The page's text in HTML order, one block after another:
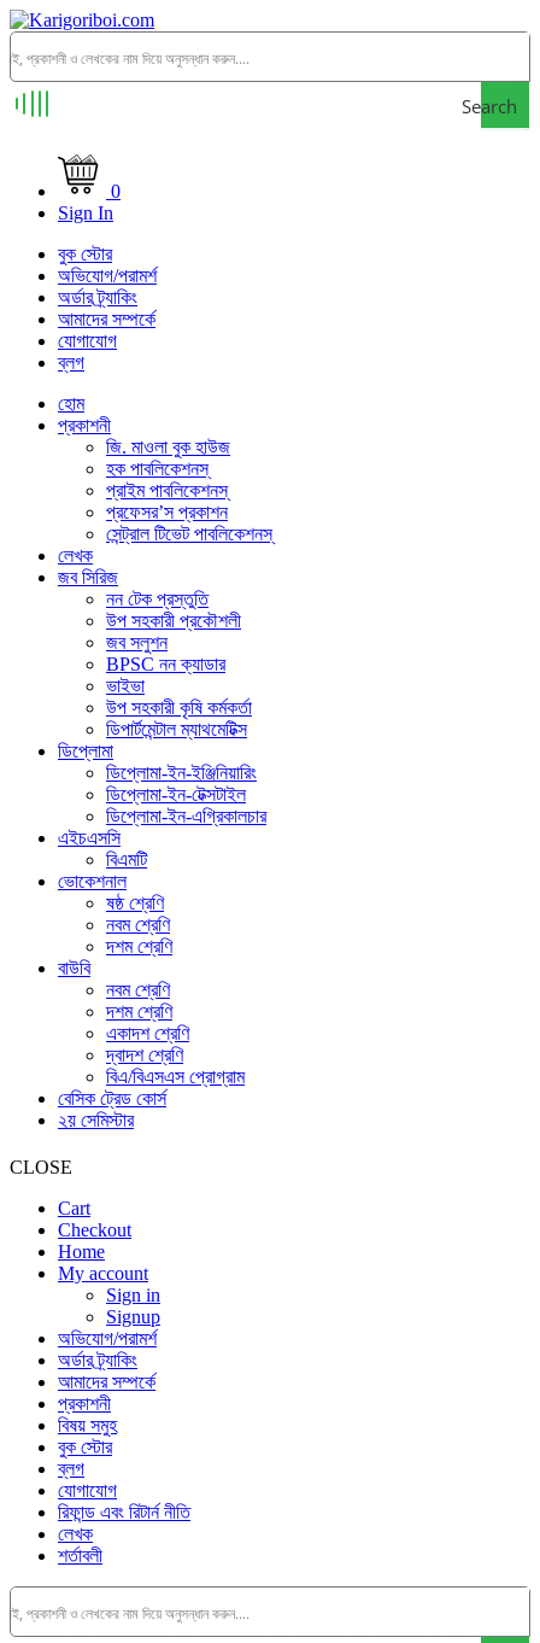
Search
0
Sign In
বুক স্টোর
অভিযোগ/পরামর্শ
অর্ডার ট্র্যাকিং
আমাদের সম্পর্কে
যোগাযোগ
ব্লগ
হোম
প্রকাশনী
জি. মাওলা বুক হাউজ
হক পাবলিকেশনস্
প্রাইম পাবলিকেশনস্
প্রফেসর’স প্রকাশন
সেন্ট্রাল টিভেট পাবলিকেশনস্
লেখক
জব সিরিজ
নন টেক প্রস্তুতি
উপ সহকারী প্রকৌশলী
জব সলুশন
BPSC নন ক্যাডার
ভাইভা
উপ সহকারী কৃষি কর্মকর্তা
ডিপার্টমেন্টাল ম্যাথমেটিক্স
ডিপ্লোমা
ডিপ্লোমা-ইন-ইঞ্জিনিয়ারিং
ডিপ্লোমা-ইন-টেক্সটাইল
ডিপ্লোমা-ইন-এগ্রিকালচার
এইচএসসি
বিএমটি
ভোকেশনাল
ষষ্ঠ শ্রেণি
নবম শ্রেণি
দশম শ্রেণি
বাউবি
নবম শ্রেণি
দশম শ্রেণি
একাদশ শ্রেণি
দ্বাদশ শ্রেণি
বিএ/বিএসএস প্রোগ্রাম
বেসিক ট্রেড কোর্স
২য় সেমিস্টার
CLOSE
Cart
Checkout
Home
My account
Sign in
Signup
অভিযোগ/পরামর্শ
অর্ডার ট্র্যাকিং
আমাদের সম্পর্কে
প্রকাশনী
বিষয় সমুহ
বুক স্টোর
ব্লগ
যোগাযোগ
রিফান্ড এবং রিটার্ন নীতি
লেখক
শর্তাবলী